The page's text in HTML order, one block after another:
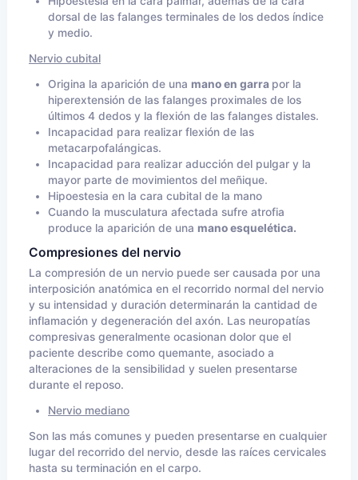
dorsal de las falanges terminales de los dedos índice
y medio.
Nervio cubital
Origina la aparición de una mano en garra por la
hiperextensión de las falanges proximales de los
últimos 4 dedos y la flexión de las falanges distales.
Incapacidad para realizar flexión de las
metacarpofalángicas.
Incapacidad para realizar aducción del pulgar y la
mayor parte de movimientos del meñique.
Hipoestesia en la cara cubital de la mano
Cuando la musculatura afectada sufre atrofia
produce la aparición de una mano esquelética.
Compresiones del nervio
La compresión de un nervio puede ser causada por una
interposición anatómica en el recorrido normal del nervio
y su intensidad y duración determinarán la cantidad de
inflamación y degeneración del axón. Las neuropatías
compresivas generalmente ocasionan dolor que el
paciente describe como quemante, asociado a
alteraciones de la sensibilidad y suelen presentarse
durante el reposo.
Nervio mediano
Son las más comunes y pueden presentarse en cualquier
lugar del recorrido del nervio, desde las raíces cervicales
hasta su terminación en el carpo.